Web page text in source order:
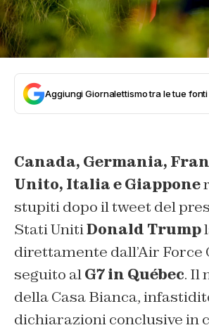
Aggiungi Giornalettismo tra le tue
Canada, Germania,
Unito, Italia e Giappone
stupiti dopo il tweet del
Stati UnitiDonald Trump
direttamente dall’Air Force
seguito alG7 in Québec. Il
della Casa Bianca,
dichiarazioni conclusive in